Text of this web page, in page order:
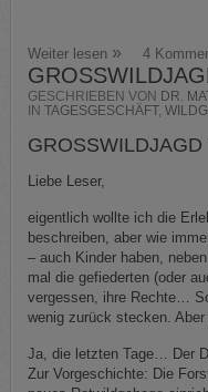
Weiter lesen 4
GROSSWILDJAGD
GESCHRIEBEN VON DR.
IN TAGESGESCHÄFT,
GROSSWILDJAGD
Liebe Leser,
eigentlich wollte ich die
beschreiben, aber wie
– auch Kinder haben,
mal die gefiederten (oder
vergessen, ihre Rechte…
wenig zurück stecken.
Ja, die letzten Tage… Der
Zur Vorgeschichte: Die